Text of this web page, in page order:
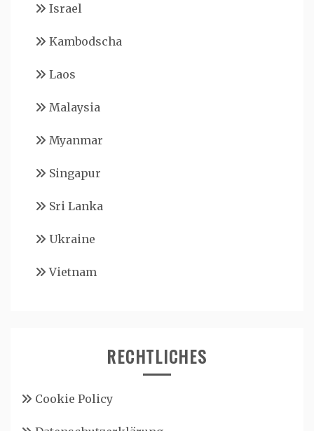
Israel
Kambodscha
Laos
Malaysia
Myanmar
Singapur
Sri Lanka
Ukraine
Vietnam
RECHTLICHES
Cookie Policy